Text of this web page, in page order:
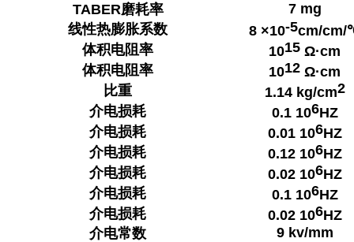
TABER磨耗率
7 mg
线性热膨胀系数
8 ×10-5cm/
体积电阻率
1015 Ω·cm
体积电阻率
1012 Ω·cm
比重
1.14 kg/cm2
介电损耗
0.1 106HZ
介电损耗
0.01 106HZ
介电损耗
0.12 106HZ
介电损耗
0.02 106HZ
介电损耗
0.1 106HZ
介电损耗
0.02 106HZ
介电常数
9 kv/mm